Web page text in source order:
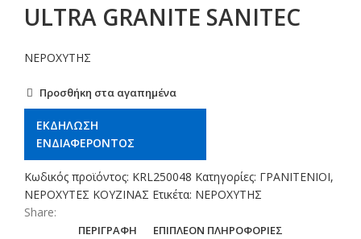
ULTRA GRANITE SANITEC
ΝΕΡΟΧΥΤΗΣ
Προσθήκη στα αγαπημένα
ΕΚΔΗΛΩΣΗ
ΕΝΔΙΑΦΕΡΟΝΤΟΣ
Κωδικός προϊόντος: KRL250048 Κατηγορίες: ΓΡΑΝΙΤΕΝΙΟΙ,
ΝΕΡΟΧΥΤΕΣ ΚΟΥΖΙΝΑΣ Ετικέτα: ΝΕΡΟΧΥΤΗΣ
Share:
ΠΕΡΙΓΡΑΦΉ ΕΠΙΠΛΈΟΝ ΠΛΗΡΟΦΟΡΊΕΣ